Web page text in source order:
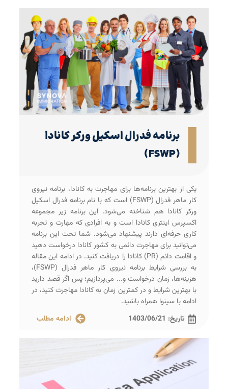
برنامه فدرال اسکیل ورکر کانادا
(FSWP)
یکی از بهترین برنامه‌ها برای مهاجرت به کانادا، برنامه نیروی
کار ماهر فدرال (FSWP) است که با نام برنامه فدرال اسکیل
ورکر کانادا هم شناخته می‌شود. این برنامه زیر مجموعه
اکسپرس اینتری کانادا است و به افرادی که مهارت و تجربه
کاری حرفه‌ای دارند پیشنهاد می‌شود. شما تحت این برنامه
می‌توانید برای مهاجرت دائمی به کشور کانادا درخواست دهید
و اقامت دائم (PR) کانادا را دریافت کنید. در ادامه این مقاله
به بررسی شرایط برنامه نیروی کار ماهر فدرال (FSWP)،
هزینه‌ها، زمان درخواست و... می‌پردازیم؛ پس اگر قصد دارید
با بهترین شرایط و در کمترین زمان به کانادا مهاجرت کنید، در
ادامه با سینوا همراه باشید.
تاریخ: 1403/06/21 ادامه مطلب